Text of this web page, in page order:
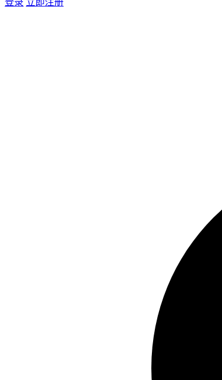
登录 立即注册